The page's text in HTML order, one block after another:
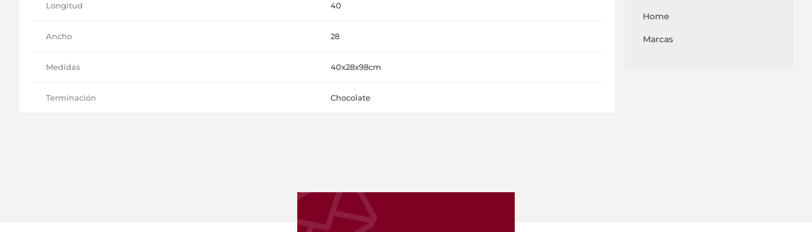
Longitud 40
Ancho 28
Medidas 40x28x98cm
Terminación Chocolate
Home
Marcas